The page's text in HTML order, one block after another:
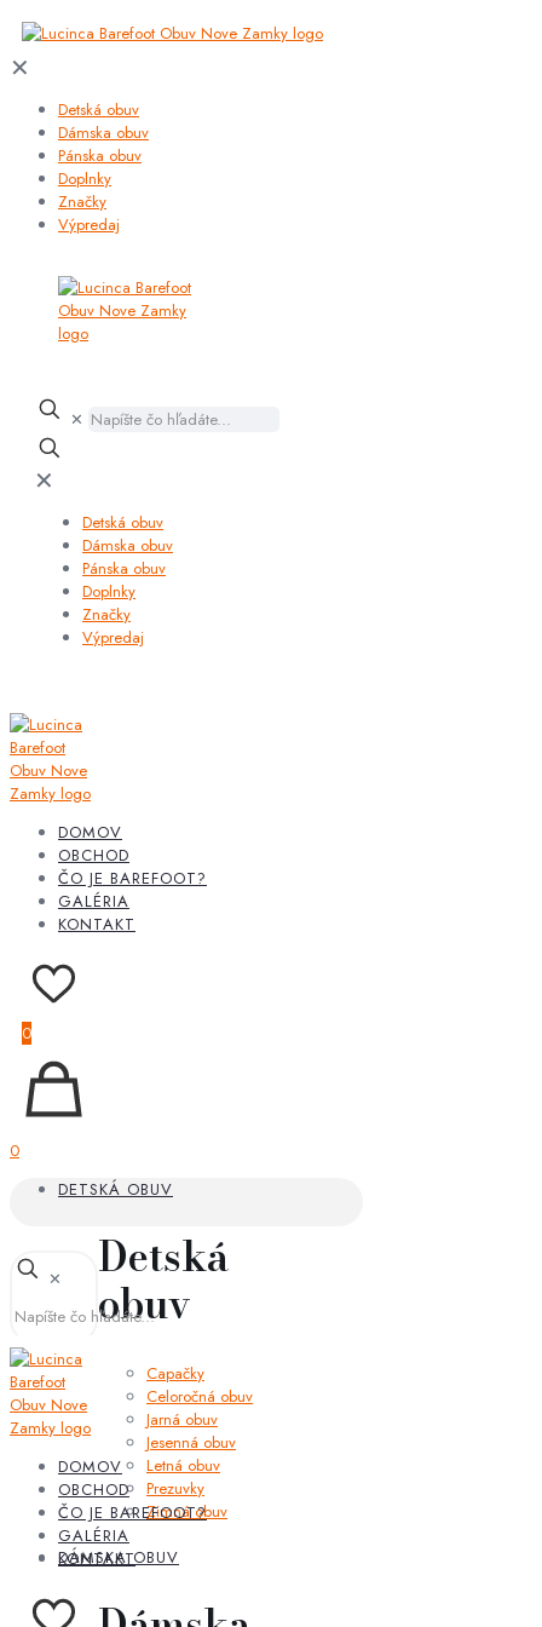
✕
Detská obuv
Dámska obuv
Pánska obuv
Doplnky
Značky
Výpredaj
✕
✕
Detská obuv
Dámska obuv
Pánska obuv
Doplnky
Značky
Výpredaj
DOMOV
OBCHOD
ČO JE BAREFOOT?
GALÉRIA
KONTAKT
0
0
DETSKÁ OBUV
Detská
obuv
Capačky
Celoročná obuv
Jarná obuv
Jesenná obuv
Letná obuv
Prezuvky
Zimná obuv
DÁMSKA OBUV
✕
DOMOV
OBCHOD
ČO JE BAREFOOT?
GALÉRIA
KONTAKT